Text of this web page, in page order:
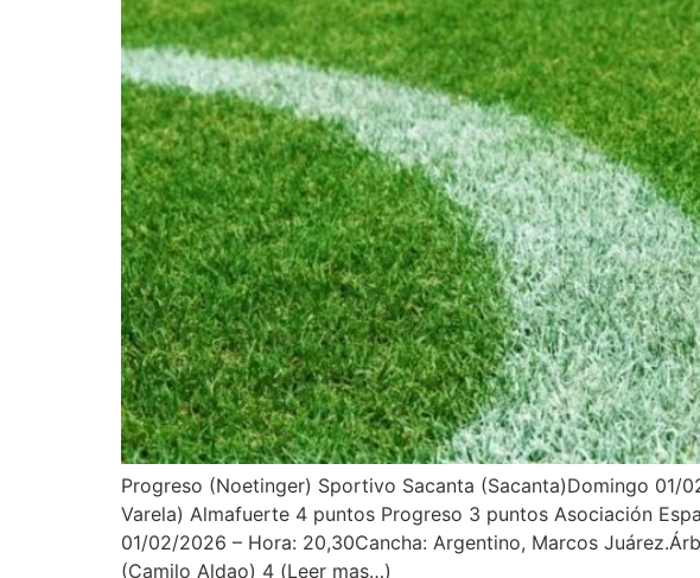
Progreso (Noetinger) Sportivo Sacanta (Sacanta)Domingo 01/
Varela) Almafuerte 4 puntos Progreso 3 puntos Asociación
01/02/2026 – Hora: 20,30Cancha: Argentino, Marcos
(Camilo Aldao) 4 (Leer mas…)